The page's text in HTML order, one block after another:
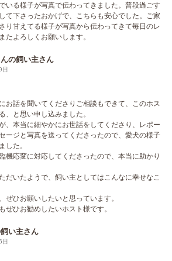
いる様子が写真で伝わってきました。普段過ごす
て下さったおかげで、こちらも安心でした。ご家
り甘えてる様子が写真から伝わってきて毎日のレ
たよろしくお願いします。
の飼い主さん
日
お話を聞いてくださりご相談もできて、このホス
、と思い申し込みました。
、本当に細やかにお世話をしてくださり、レポー
ージと写真を送ってくださったので、愛犬の様子
した。
機応変に対応してくださったので、本当に助かり
だいたようで、飼い主としてはこんなに幸せなこ
ぜひお願いしたいと思っています。
ぜひお勧めしたいホスト様です。
い主さん
日